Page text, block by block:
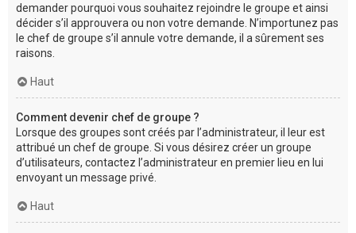
demander pourquoi vous souhaitez rejoindre le groupe et ainsi
décider s’il approuvera ou non votre demande. N’importunez pas
le chef de groupe s’il annule votre demande, il a sûrement ses
raisons.
Haut
Comment devenir chef de groupe ?
Lorsque des groupes sont créés par l’administrateur, il leur est
attribué un chef de groupe. Si vous désirez créer un groupe
d’utilisateurs, contactez l’administrateur en premier lieu en lui
envoyant un message privé.
Haut